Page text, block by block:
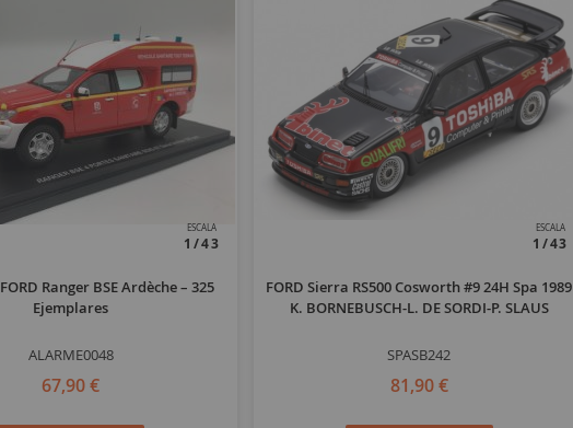
ESCALA
1/43
Ranger BSE Ardèche – 325
Ejemplares
ALARME0048
67,90 €
ESCALA
1/43
FORD Sierra RS500 Cosworth #9 24H Spa 1989
K. BORNEBUSCH-L. DE SORDI-P. SLAUS
SPASB242
81,90 €